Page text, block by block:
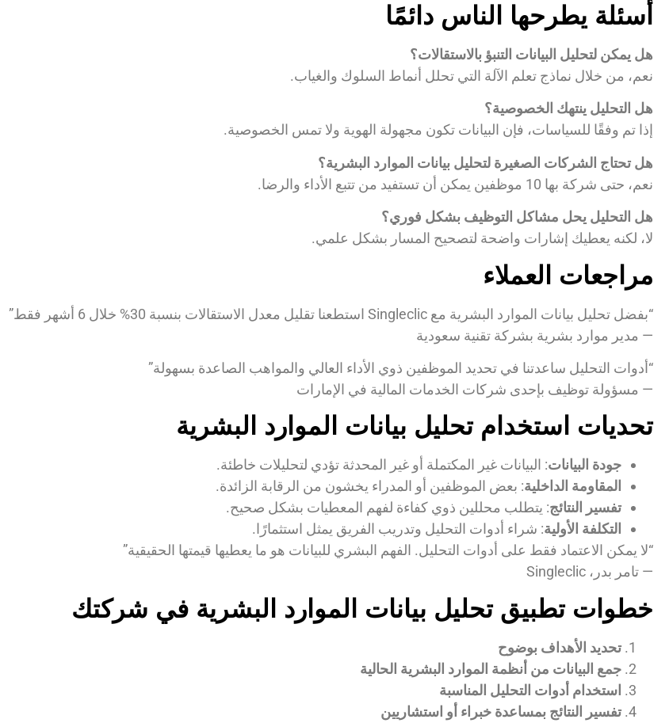
أسئلة يطرحها الناس دائمًا
هل يمكن لتحليل البيانات التنبؤ بالاستقالات؟
نعم، من خلال نماذج تعلم الآلة التي تحلل أنماط السلوك والغياب.
هل التحليل ينتهك الخصوصية؟
إذا تم وفقًا للسياسات، فإن البيانات تكون مجهولة الهوية ولا تمس الخصوصية.
هل تحتاج الشركات الصغيرة لتحليل بيانات الموارد البشرية؟
نعم، حتى شركة بها 10 موظفين يمكن أن تستفيد من تتبع الأداء والرضا.
هل التحليل يحل مشاكل التوظيف بشكل فوري؟
لا، لكنه يعطيك إشارات واضحة لتصحيح المسار بشكل علمي.
مراجعات العملاء
“بفضل تحليل بيانات الموارد البشرية مع Singleclic استطعنا تقليل معدل الاستقالات بنسبة 30% خلال 6 أشهر فقط”
— مدير موارد بشرية بشركة تقنية سعودية
“أدوات التحليل ساعدتنا في تحديد الموظفين ذوي الأداء العالي والمواهب الصاعدة بسهولة”
— مسؤولة توظيف بإحدى شركات الخدمات المالية في الإمارات
تحديات استخدام تحليل بيانات الموارد البشرية
جودة البيانات: البيانات غير المكتملة أو غير المحدثة تؤدي لتحليلات خاطئة.
المقاومة الداخلية: بعض الموظفين أو المدراء يخشون من الرقابة الزائدة.
تفسير النتائج: يتطلب محللين ذوي كفاءة لفهم المعطيات بشكل صحيح.
التكلفة الأولية: شراء أدوات التحليل وتدريب الفريق يمثل استثمارًا.
“لا يمكن الاعتماد فقط على أدوات التحليل. الفهم البشري للبيانات هو ما يعطيها قيمتها الحقيقية”
— تامر بدر، Singleclic
خطوات تطبيق تحليل بيانات الموارد البشرية في شركتك
تحديد الأهداف بوضوح
جمع البيانات من أنظمة الموارد البشرية الحالية
استخدام أدوات التحليل المناسبة
تفسير النتائج بمساعدة خبراء أو استشاريين